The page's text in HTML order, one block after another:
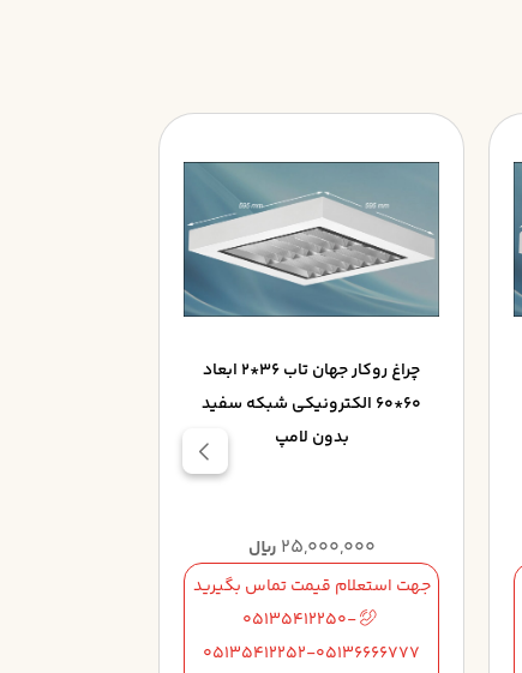
چراغ روکار جهان تاب 36*2 ابعاد
60*60 الکترونيکي شبکه سفيد
بدون لامپ
25,000,000 ریال
جهت استعلام قیمت تماس بگیرید
05135412250-
05135412252-05136666777